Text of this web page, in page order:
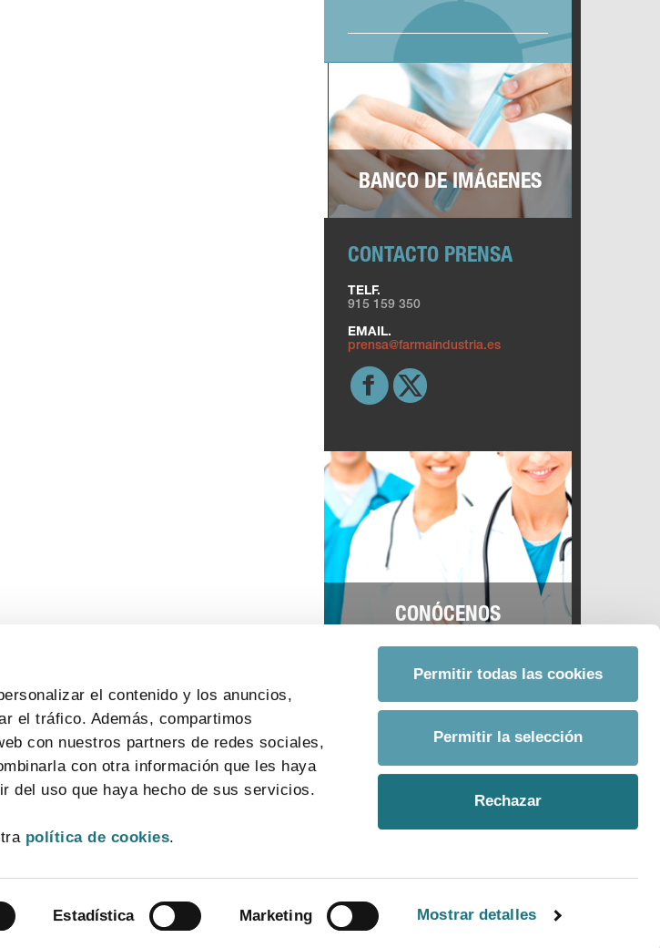
el contenido y los anuncios,
el tráfico. Además, compartimos
con nuestros partners de redes sociales,
con otra información que les haya
del uso que haya hecho de sus servicios.
política de cookies.
Estadística Marketing Mostrar detalles
Permitir todas las cookies
Permitir la selección
Rechazar
BANCO DE IMÁGENES
CONTACTO PRENSA
TELF.
915 159 350
EMAIL.
prensa@farmaindustria.es
CONÓCENOS
Todos los derechos reservados